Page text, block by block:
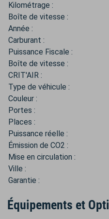
Kilométrage :
Boîte de vitesse :
Année :
Carburant :
Puissance Fiscale :
Boîte de vitesse :
CRIT'AIR :
Type de véhicule :
Couleur :
Portes :
Places :
Puissance réelle :
Émission de CO2 :
Mise en circulation :
Ville :
Garantie :
Équipements et